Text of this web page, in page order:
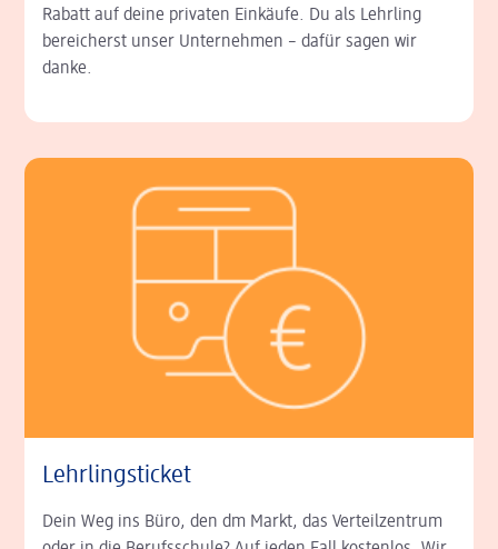
Rabatt auf deine privaten Einkäufe. Du als Lehrling
bereicherst unser Unternehmen – dafür sagen wir
danke.
Lehrlingsticket
Dein Weg ins Büro, den dm Markt, das Verteilzentrum